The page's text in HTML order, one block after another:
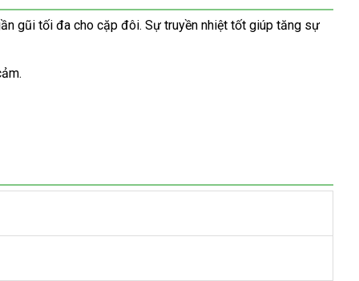
gũi tối đa cho cặp đôi. Sự truyền nhiệt tốt giúp tăng sự